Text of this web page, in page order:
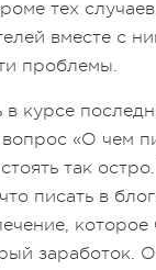
тех
вместе с
проблемы.
курсе
«О чем
так
писать в
которое
заработок.